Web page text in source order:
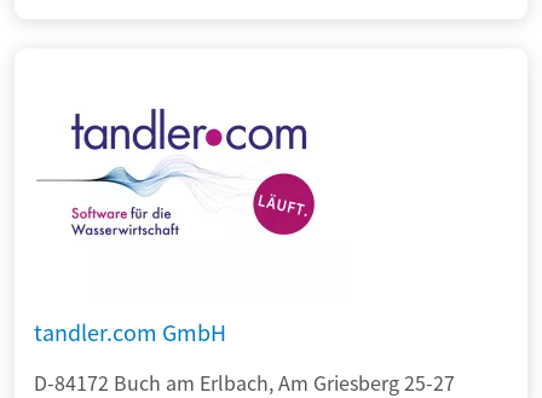
tandler.com GmbH
D-84172 Buch am Erlbach, Am Griesberg 25-27